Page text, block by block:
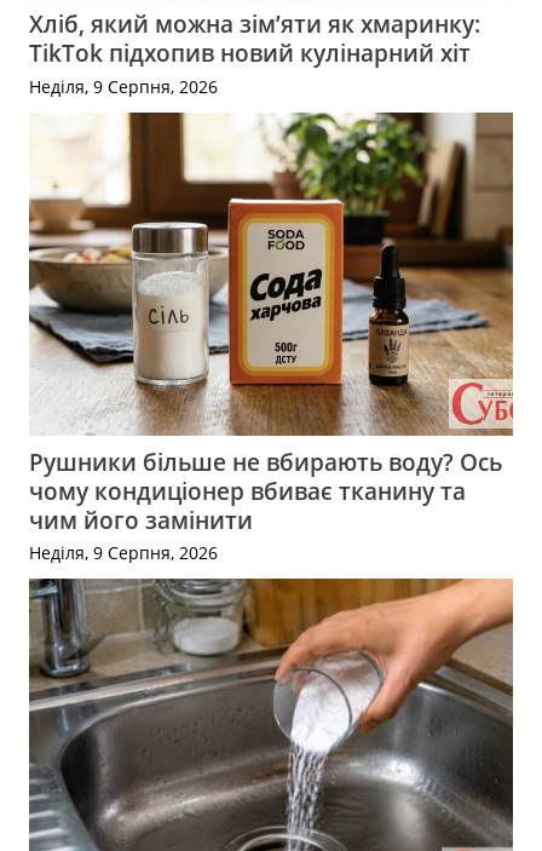
Хліб, який можна зім’яти як хмаринку:
TikTok підхопив новий кулінарний хіт
Неділя, 9 Серпня, 2026
Рушники більше не вбирають воду? Ось
чому кондиціонер вбиває тканину та
чим його замінити
Неділя, 9 Серпня, 2026